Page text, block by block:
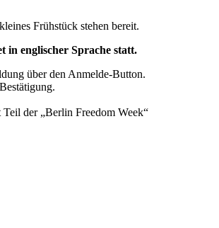
Frühstück stehen bereit.
in engli­scher Sprache statt.
über den Anmelde-Button.
der „Berlin Freedom Week“